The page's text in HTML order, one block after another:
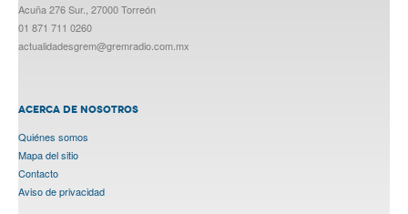
Acuña 276 Sur., 27000 Torreón
01 871 711 0260
actualidadesgrem@gremradio.com.mx
ACERCA DE NOSOTROS
Quiénes somos
Mapa del sitio
Contacto
Aviso de privacidad